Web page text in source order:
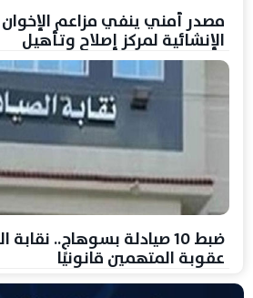
مصدر أمني ينفي مزاعم
الإنشائية لمركز إصلاح وتأهيل
ضبط 10 صيادلة بسوهاج..
عقوبة المتهمين قانونيًا